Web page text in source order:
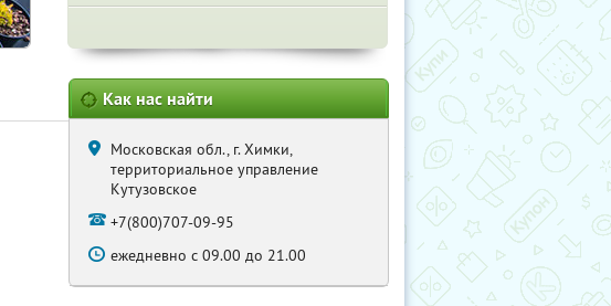
Как нас найти
Московская обл., г. Химки,
территориальное управление
Кутузовское
+7(800)707-09-95
ежедневно с 09.00 до 21.00